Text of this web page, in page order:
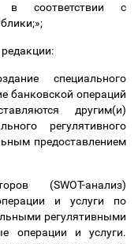
в соответствии с
специального
банковской операций
другим(и)
регулятивного
предоставлением
(SWOT-анализ)
и услуги по
регулятивными
операции и услуги.